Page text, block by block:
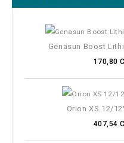
Genasun Boost
170,80
Orion XS 12/
407,54